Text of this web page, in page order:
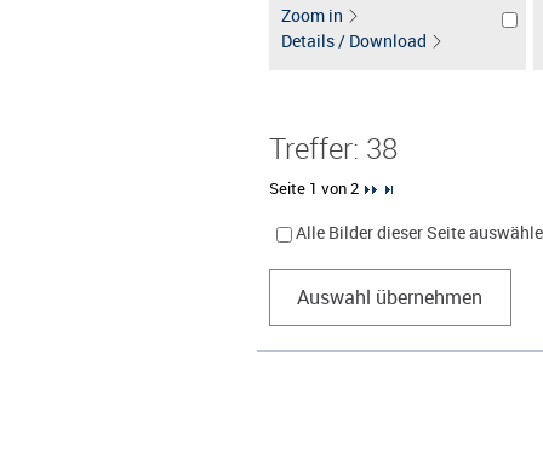
Zoom in
Details / Download
Treffer: 38
Seite 1 von 2
Alle Bilder dieser Seite
Auswahl übernehmen